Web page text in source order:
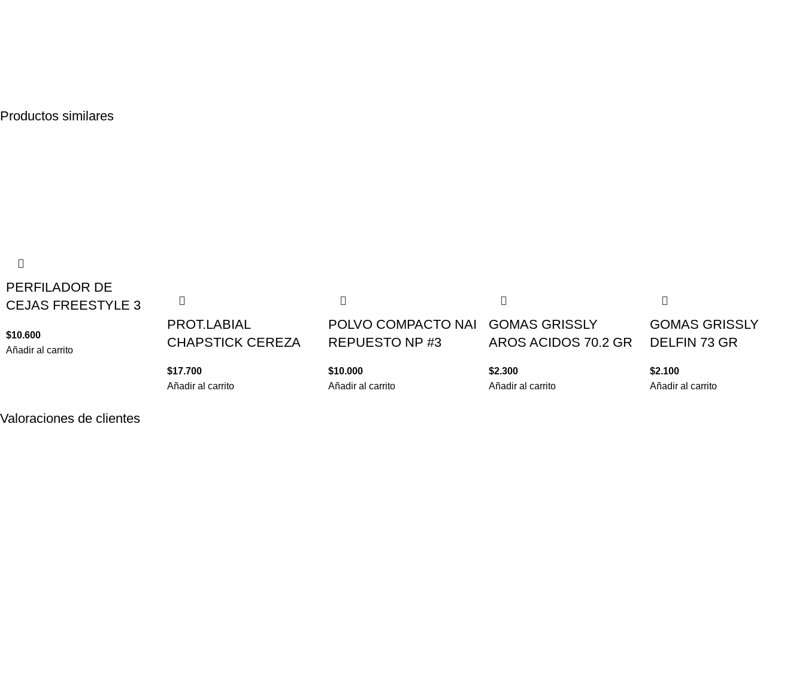
Productos similares
PERFILADOR DE
CEJAS FREESTYLE 3
$10.600
Añadir al carrito
PROT.LABIAL
CHAPSTICK CEREZA
$17.700
Añadir al carrito
POLVO COMPACTO NAI
REPUESTO NP #3
$10.000
Añadir al carrito
GOMAS GRISSLY
AROS ACIDOS 70.2 GR
$2.300
Añadir al carrito
GOMAS GRISSLY
DELFIN 73 GR
$2.100
Añadir al carrito
Valoraciones de clientes